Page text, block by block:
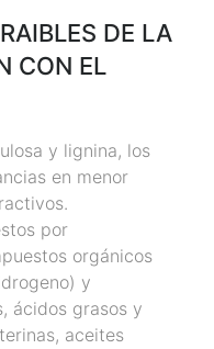
DE LA
CON EL
y lignina, los
en menor
por
orgánicos
y
ácidos grasos y
aceites